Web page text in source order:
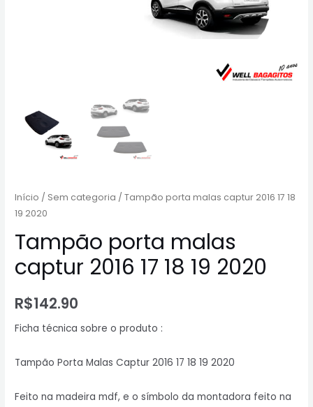
Início / Sem categoria / Tampão porta malas captur 2016 17 18
19 2020
Tampão porta malas
captur 2016 17 18 19 2020
R$142.90
Ficha técnica sobre o produto :
Tampão Porta Malas Captur 2016 17 18 19 2020
Feito na madeira mdf, e o símbolo da montadora feito na